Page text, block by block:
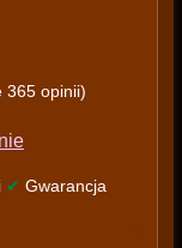
365 opinii)
✔ Gwarancja